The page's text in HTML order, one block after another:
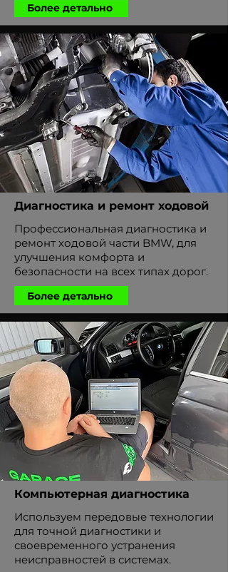
Более детально
Диагностика и ремонт ходовой
Профессиональная диагностика и
ремонт ходовой части BMW, для
улучшения комфорта и
безопасности на всех типах дорог.
Более детально
Компьютерная диагностика
Используем передовые технологии
для точной диагностики и
своевременного устранения
неисправностей в системах.